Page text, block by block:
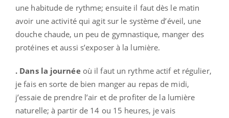
une habitude de rythme; ensuite il faut dès le matin
avoir une activité qui agit sur le système d’éveil, une
douche chaude, un peu de gymnastique, manger des
protéines et aussi s’exposer à la lumière.
. Dans la journéeoù il faut un rythme actif et régulier,
je fais en sorte de bien manger au repas de midi,
j’essaie de prendre l’air et de profiter de la lumière
naturelle; à partir de 14 ou 15 heures, je vais